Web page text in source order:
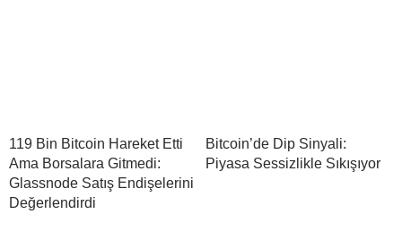
119 Bin Bitcoin Hareket Etti
Ama Borsalara Gitmedi:
Glassnode Satış Endişelerini
Değerlendirdi
Bitcoin’de Dip Sinyali:
Piyasa Sessizlikle Sıkışıyor